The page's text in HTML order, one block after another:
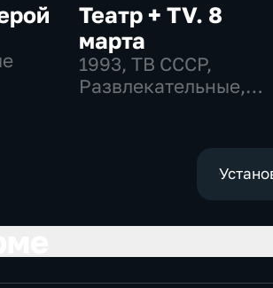
Театр + TV. 8
марта
1993, ТВ СССР,
Развлекательные,